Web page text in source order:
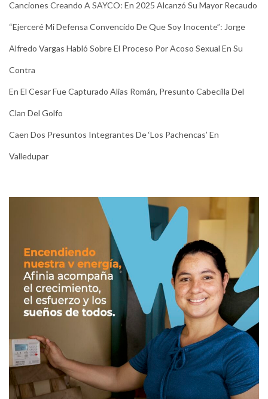
Canciones Creando A SAYCO: En 2025 Alcanzó Su Mayor Recaudo
“Ejerceré Mi Defensa Convencido De Que Soy Inocente”: Jorge
Alfredo Vargas Habló Sobre El Proceso Por Acoso Sexual En Su
Contra
En El Cesar Fue Capturado Alias Román, Presunto Cabecilla Del
Clan Del Golfo
Caen Dos Presuntos Integrantes De ‘Los Pachencas’ En
Valledupar